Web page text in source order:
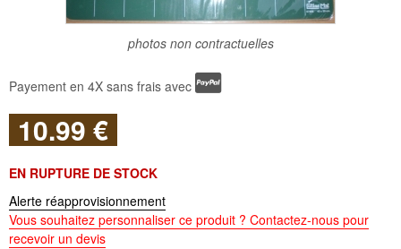
photos non contractuelles
Payement en 4X sans frais avec
10.99 €
EN RUPTURE DE STOCK
Alerte réapprovisionnement
Vous souhaitez personnaliser ce produit ? Contactez-nous pour
recevoir un devis